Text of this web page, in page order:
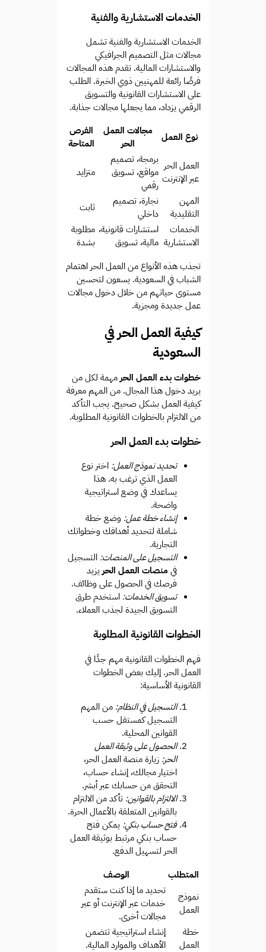
الخدمات الاستشارية والفنية
الخدمات الاستشارية والفنية تشمل
مجالات مثل التصميم الجرافيكي
والاستشارات المالية. تقدم هذه المجالات
فرصًا رائعة للمهنيين ذوي الخبرة. الطلب
على الاستشارات القانونية والتسويق
الرقمي يزداد، مما يجعلها مجالات جذابة.
نوع العمل
مجالات العمل
الحر
الفرص
المتاحة
العمل الحر
عبر الإنترنت
برمجة، تصميم
مواقع، تسويق
رقمي
متزايد
المهن
التقليدية
نجارة، تصميم
داخلي
ثابت
الخدمات
الاستشارية
استشارات قانونية،
مالية، تسويق
مطلوبة
بشدة
تجذب هذه الأنواع من العمل الحر اهتمام
الشباب في السعودية. يسعون لتحسين
مستوى حياتهم من خلال دخول مجالات
عمل جديدة ومجزية.
كيفية العمل الحر في
السعودية
خطوات بدء العمل الحر مهمة لكل من
يريد دخول هذا المجال. من المهم معرفة
كيفية العمل بشكل صحيح. يجب التأكد
من الالتزام بالخطوات القانونية المطلوبة.
خطوات بدء العمل الحر
تحديد نموذج العمل: اختر نوع
العمل الذي ترغب به. هذا
يساعدك في وضع استراتيجية
واضحة.
إنشاء خطة عمل: وضع خطة
شاملة لتحديد أهدافك وخطواتك
التجارية.
التسجيل على المنصات: التسجيل
فيمنصات العمل الحر يزيد
فرصك في الحصول على وظائف.
تسويق الخدمات: استخدم طرق
التسويق الجيدة لجذب العملاء.
الخطوات القانونية المطلوبة
فهم الخطوات القانونية مهم جدًا في
العمل الحر. إليك بعض الخطوات
القانونية الأساسية:
التسجيل في النظام: من المهم
التسجيل كمستقل حسب
القوانين المحلية.
الحصول على وثيقة العمل
الحر: زيارة منصة العمل الحر،
اختيار مجالك، إنشاء حساب،
التحقق من حسابك عبر أبشر.
الالتزام بالقوانين: تأكد من الالتزام
بالقوانين المتعلقة بالأعمال الحرة.
فتح حساب بنكي: يمكن فتح
حساب بنكي مرتبط بوثيقة العمل
الحر لتسهيل الدفع.
المتطلب
الوصف
نموذج
العمل
تحديد ما إذا كنت ستقدم
خدمات عبر الإنترنت أو عبر
مجالات أخرى.
خطة
العمل
إنشاء استراتيجية تتضمن
الأهداف والموارد المالية.